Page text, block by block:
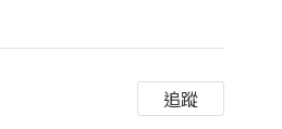
追蹤